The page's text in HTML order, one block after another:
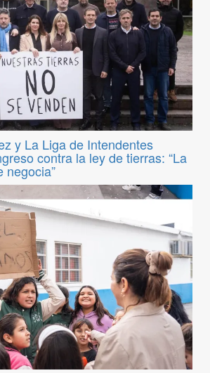
y La Liga de Intendentes
contra la ley de tierras: “La
negocia”